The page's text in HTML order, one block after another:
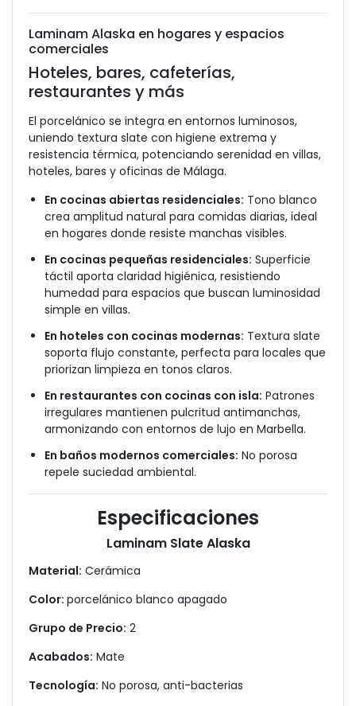
Laminam Alaska en hogares y espacios
comerciales
Hoteles, bares, cafeterías,
restaurantes y más
El porcelánico se integra en entornos luminosos,
uniendo textura slate con higiene extrema y
resistencia térmica, potenciando serenidad en villas,
hoteles, bares y oficinas de Málaga.
En cocinas abiertas residenciales: Tono blanco
crea amplitud natural para comidas diarias, ideal
en hogares donde resiste manchas visibles.
En cocinas pequeñas residenciales: Superficie
táctil aporta claridad higiénica, resistiendo
humedad para espacios que buscan luminosidad
simple en villas.
En hoteles con cocinas modernas: Textura slate
soporta flujo constante, perfecta para locales que
priorizan limpieza en tonos claros.
En restaurantes con cocinas con isla: Patrones
irregulares mantienen pulcritud antimanchas,
armonizando con entornos de lujo en Marbella.
En baños modernos comerciales: No porosa
repele suciedad ambiental.
Especificaciones
Laminam Slate Alaska
Material: Cerámica
Color: porcelánico blanco apagado
Grupo de Precio: 2
Acabados: Mate
Tecnología: No porosa, anti-bacterias